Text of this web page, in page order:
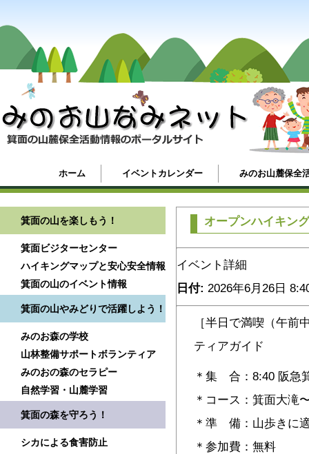
ホーム イベントカレンダー みのお山麓保全
箕面の山を楽しもう！
箕面ビジターセンター
ハイキングマップと安心安全情報
箕面の山のイベント情報
箕面の山やみどりで活躍しよう！
みのお森の学校
山林整備サポートボランティア
みのおの森のセラピー
自然学習・山麓学習
箕面の森を守ろう！
シカによる食害防止
オープンハイキング
イベント詳細
日付: 2026年6月26日
［半日で満喫（午
ティアガイド
＊集 合：8:40 阪
＊コース：箕面大滝
＊準 備：山歩きに
＊参加費：無料